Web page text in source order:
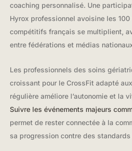
coaching personnalisé. Une
Hyrox professionnel avoisine les
compétitifs français se multiplient,
entre fédérations et médias
Les professionnels des soins
croissant pour le CrossFit adapté
régulière améliore l’autonomie et la
Suivre les événements majeurs
permet de rester connectée à la
sa progression contre des